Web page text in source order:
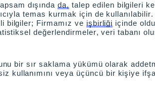
dışındada, talep edilen bilgileri
temas kurmak için de
bilgiler; Firmamız ve işbirliği içinde
değerlendirmeler, veri tabanı
bir sır saklama yükümü olarak
kullanımını veya üçüncü bir kişiye